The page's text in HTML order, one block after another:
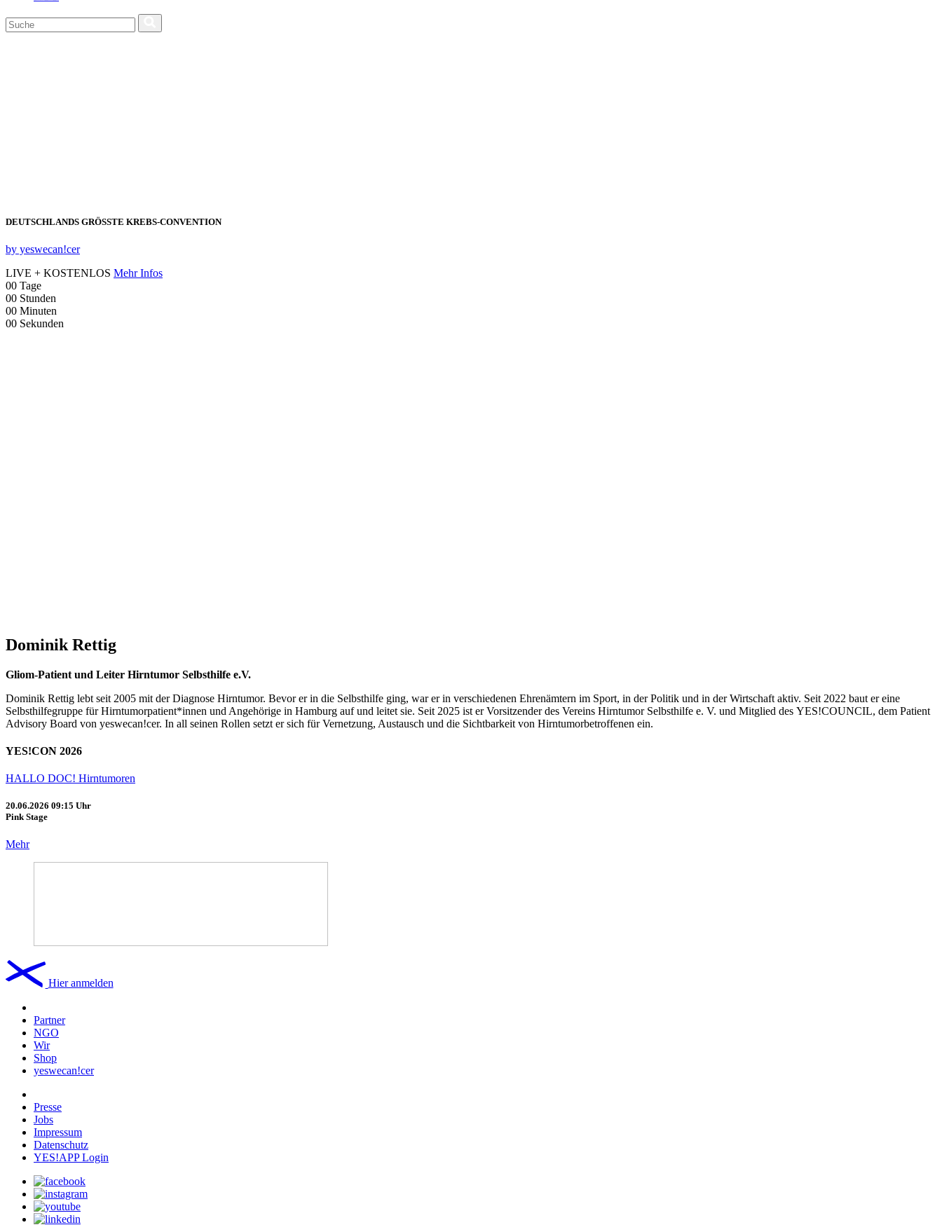
DEUTSCHLANDS GRÖSSTE KREBS‑CONVENTION
by yeswecan!cer
LIVE + KOSTENLOS Mehr Infos
00 Tage
00 Stunden
00 Minuten
00 Sekunden
Dominik Rettig
Gliom-Patient und Leiter Hirntumor Selbsthilfe e.V.
Dominik Rettig lebt seit 2005 mit der Diagnose Hirntumor. Bevor er in die Selbsthilfe ging, war er in verschiedenen Ehrenämtern im Sport, in der Politik und in der Wirtschaft aktiv. Seit 2022 baut er eine
Selbsthilfegruppe für Hirntumorpatient*innen und Angehörige in Hamburg auf und leitet sie. Seit 2025 ist er Vorsitzender des Vereins Hirntumor Selbsthilfe e. V. und Mitglied des YES!COUNCIL, dem Patient
Advisory Board von yeswecan!cer. In all seinen Rollen setzt er sich für Vernetzung, Austausch und die Sichtbarkeit von Hirntumorbetroffenen ein.
YES!CON 2026
HALLO DOC! Hirntumoren
20.06.2026 09:15 Uhr
Pink Stage
Mehr
Hier anmelden
Partner
NGO
Wir
Shop
yeswecan!cer
Presse
Jobs
Impressum
Datenschutz
YES!APP Login